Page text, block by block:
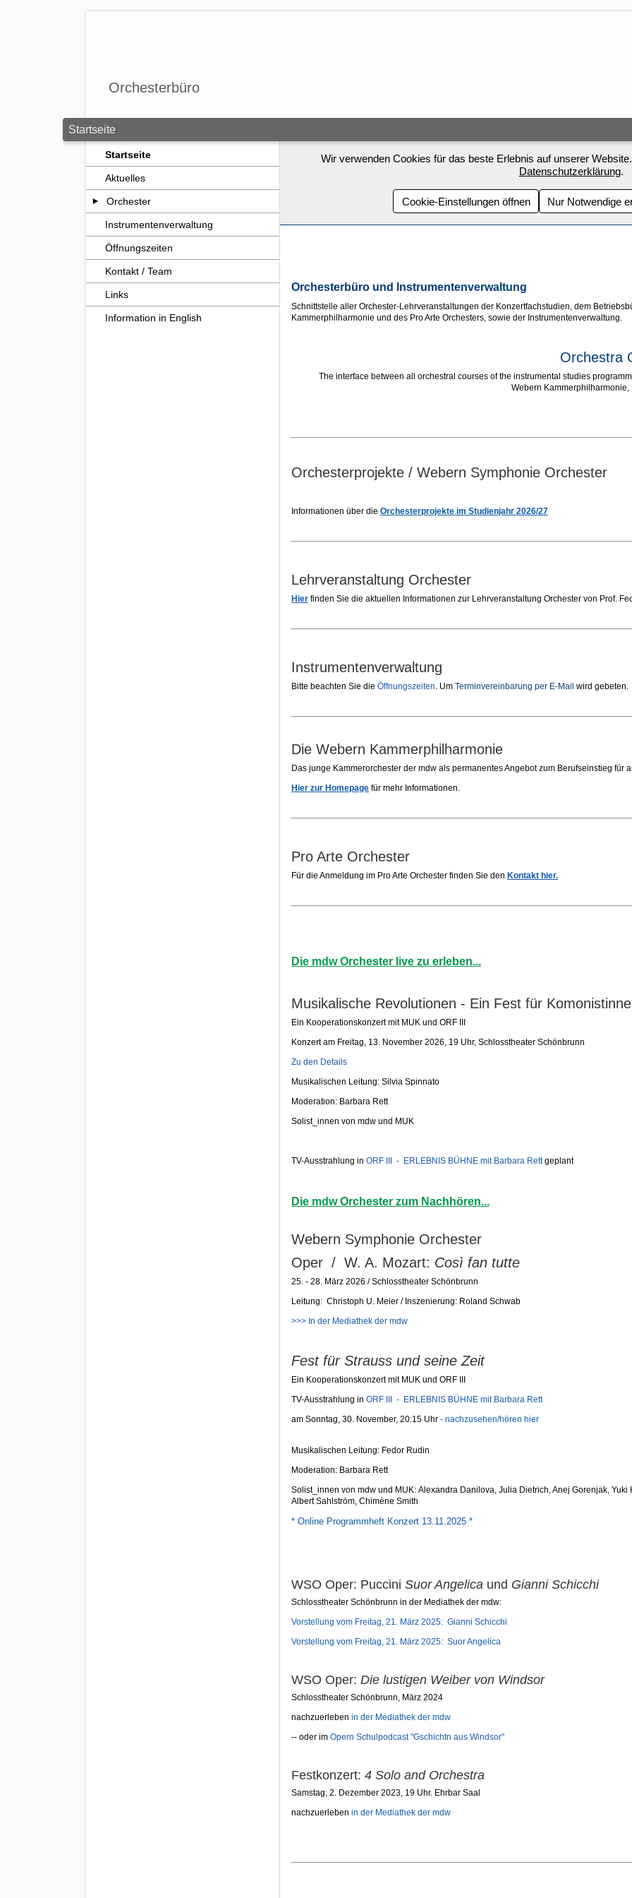
Orchesterbüro
Startseite
Startseite
Aktuelles
Orchester
Instrumentenverwaltung
Öffnungszeiten
Kontakt / Team
Links
Information in English
Wir verwenden Cookies für das beste Erlebnis auf unserer
Datenschutzerklärung.
Cookie-Einstellungen öffnen Nur Notwendige
Orchesterbüro und Instrumentenverwaltung
Schnittstelle aller Orchester-Lehrveranstaltungen der Konzertfachstudien, dem
Kammerphilharmonie und des Pro Arte Orchesters, sowie der Instrumentenverwaltung.
Orchestra
The interface between all orchestral courses of the instrumental studies
Webern Kammerphilharmonie,
Orchesterprojekte / Webern Symphonie Orchester
Informationen über die Orchesterprojekte im Studienjahr 2026/27
Lehrveranstaltung Orchester
Hier finden Sie die aktuellen Informationen zur Lehrveranstaltung Orchester von Prof.
Instrumentenverwaltung
Bitte beachten Sie die Öffnungszeiten. Um Terminvereinbarung per E-Mail wird gebeten.
Die Webern Kammerphilharmonie
Das junge Kammerorchester der mdw als permanentes Angebot zum Berufseinstieg für
Hier zur Homepage für mehr Informationen.
Pro Arte Orchester
Für die Anmeldung im Pro Arte Orchester finden Sie den Kontakt hier.
Die mdw Orchester live zu erleben...
Musikalische Revolutionen - Ein Fest für
Ein Kooperationskonzert mit MUK und ORF III
Konzert am Freitag, 13. November 2026, 19 Uhr, Schlosstheater Schönbrunn
Zu den Details
Musikalischen Leitung: Silvia Spinnato
Moderation: Barbara Rett
Solist_innen von mdw und MUK
TV-Ausstrahlung in ORF III - ERLEBNIS BÜHNE mit Barbara Rettgeplant
Die mdw Orchester zum Nachhören...
Webern Symphonie Orchester
Oper / W. A. Mozart: Così fan tutte
25. - 28. März 2026 / Schlosstheater Schönbrunn
Leitung: Christoph U. Meier / Inszenierung: Roland Schwab
>>> In der Mediathek der mdw
Fest für Strauss und seine Zeit
Ein Kooperationskonzert mit MUK und ORF III
TV-Ausstrahlung in ORF III - ERLEBNIS BÜHNE mit Barbara Rett
am Sonntag, 30. November, 20:15 Uhr - nachzusehen/hören hier
Musikalischen Leitung: Fedor Rudin
Moderation: Barbara Rett
Solist_innen von mdw und MUK: Alexandra Danilova, Julia Dietrich, Anej Gorenjak,
Albert Sahlström, Chimène Smith
* Online Programmheft Konzert 13.11.2025 *
WSO Oper: Puccini Suor Angelica und Gianni Schicchi
Schlosstheater Schönbrunn in der Mediathek der mdw:
Vorstellung vom Freitag, 21. März 2025: Gianni Schicchi
Vorstellung vom Freitag, 21. März 2025: Suor Angelica
WSO Oper: Die lustigen Weiber von Windsor
Schlosstheater Schönbrunn, März 2024
nachzuerleben in der Mediathek der mdw
-- oder im Opern Schulpodcast "Gschichtn aus Windsor"
Festkonzert: 4 Solo and Orchestra
Samstag, 2. Dezember 2023, 19 Uhr. Ehrbar Saal
nachzuerleben in der Mediathek der mdw